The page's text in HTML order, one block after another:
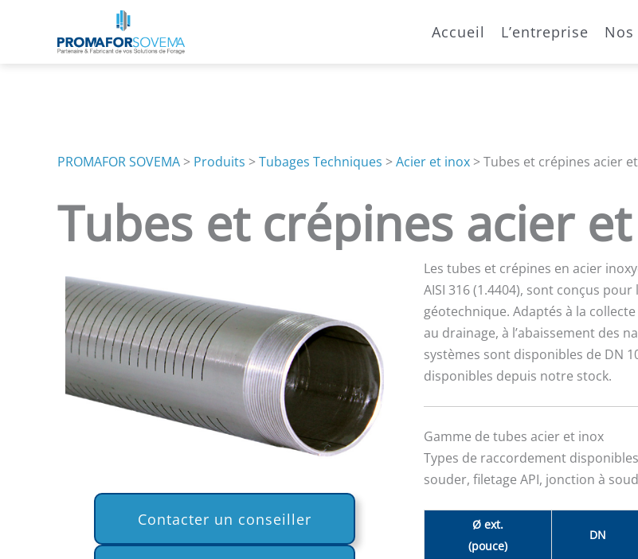
Accueil L’entreprise
PROMAFOR SOVEMA > Produits >Tubages Techniques >Acier et inox >Tubes et crépines acier
Tubes et crépines acier
Contacter un conseiller
Les tubes et crépines en acier
AISI 316 (1.4404), sont conçus
géotechnique. Adaptés à la
au drainage, à l’abaissement des
systèmes sont disponibles de DN
disponibles depuis notre stock.
Gamme de tubes acier et inox
Types de raccordement
souder, filetage API, jonction à
Ø ext.
(pouce)
DN